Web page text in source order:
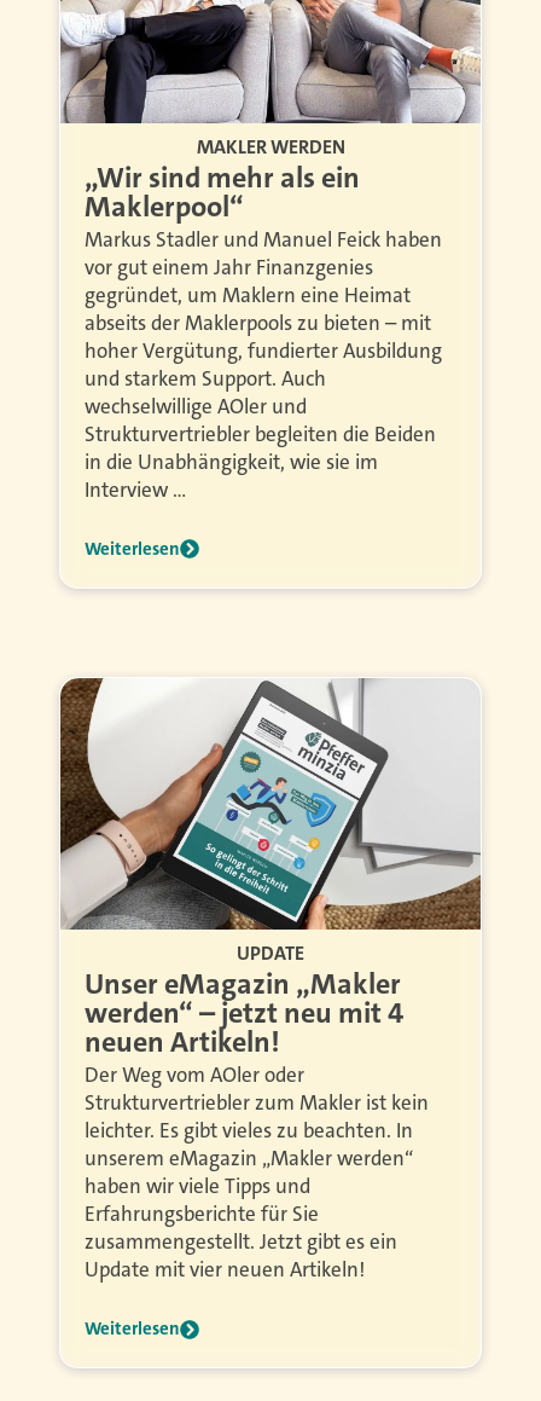
MAKLER WERDEN
„Wir sind mehr als ein
Maklerpool“
Markus Stadler und Manuel Feick haben
vor gut einem Jahr Finanzgenies
gegründet, um Maklern eine Heimat
abseits der Maklerpools zu bieten – mit
hoher Vergütung, fundierter Ausbildung
und starkem Support. Auch
wechselwillige AOler und
Strukturvertriebler begleiten die Beiden
in die Unabhängigkeit, wie sie im
Interview …
Weiterlesen
UPDATE
Unser eMagazin „Makler
werden“ – jetzt neu mit 4
neuen Artikeln!
Der Weg vom AOler oder
Strukturvertriebler zum Makler ist kein
leichter. Es gibt vieles zu beachten. In
unserem eMagazin „Makler werden“
haben wir viele Tipps und
Erfahrungsberichte für Sie
zusammengestellt. Jetzt gibt es ein
Update mit vier neuen Artikeln!
Weiterlesen